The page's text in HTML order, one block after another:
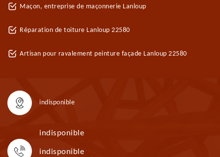
Maçon, entreprise de maçonnerie Lanloup
Réparation de toiture Lanloup 22580
Artisan pour ravalement peinture façade Lanloup 22580
indisponible
indisponible
indisponible